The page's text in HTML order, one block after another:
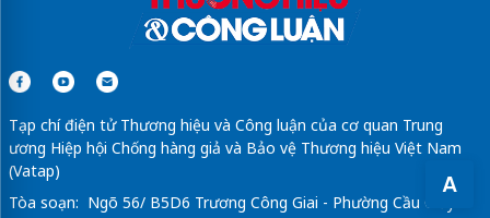
A
Sửa máy rửa bát bosch
Tạp chí điện tử Thương hiệu và Công luận của cơ quan Trung
ương Hiệp hội Chống hàng giả và Bảo vệ Thương hiệu Việt Nam
(Vatap)
Tòa soạn: Ngõ 56/ B5D6 Trương Công Giai - Phường Cầu Giấy -